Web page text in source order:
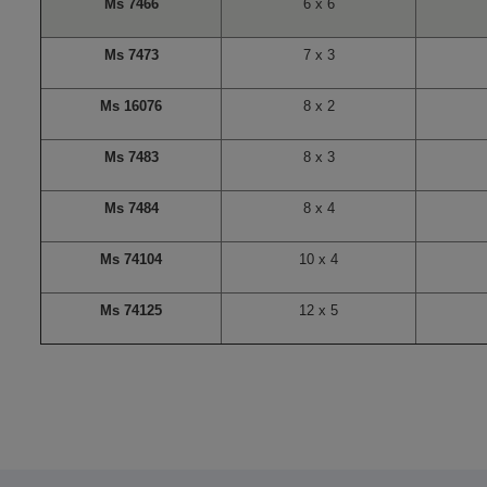
Ms 7466 6 x 6
Ms 7473 7 x 3
Ms 16076 8 x 2
Ms 7483 8 x 3
Ms 7484 8 x 4
Ms 74104 10 x 4
Ms 74125 12 x 5